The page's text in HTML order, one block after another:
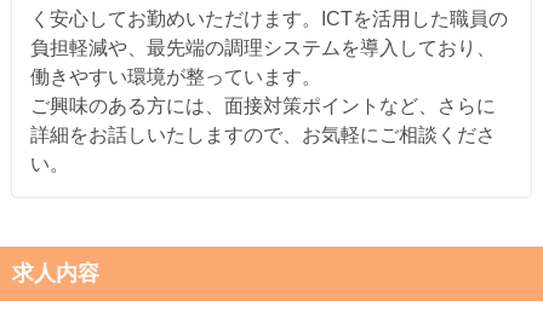
く安心してお勤めいただけます。ICTを活用した職員の
負担軽減や、最先端の調理システムを導入しており、
働きやすい環境が整っています。
ご興味のある方には、面接対策ポイントなど、さらに
詳細をお話しいたしますので、お気軽にご相談くださ
い。
求人内容